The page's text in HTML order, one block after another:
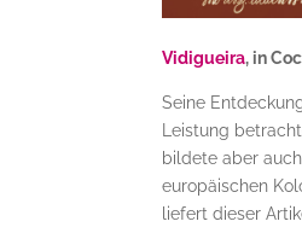
Vidigueira, in
Seine
Leistung
bildete aber
europäischen
liefert dieser